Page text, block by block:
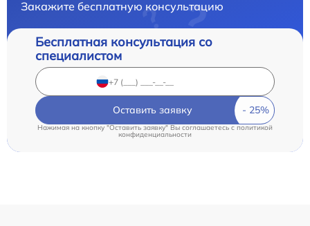
Закажите бесплатную консультацию
Бесплатная консультация со
специалистом
Оставить заявку
Нажимая на кнопку "Оставить заявку" Вы соглашаетесь cполитикой
конфиденциальности